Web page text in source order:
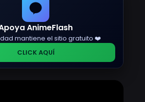
AnimeFlash
mantiene el sitio gratuito ❤️
CLICK AQUÍ